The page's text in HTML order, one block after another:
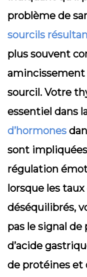
problème de
sourcils
plus souvent
amincissement
sourcil. Votre
essentiel dans
d’hormones
sont
régulation
lorsque les
déséquilibrés,
pas le signal
d’acide
de protéines